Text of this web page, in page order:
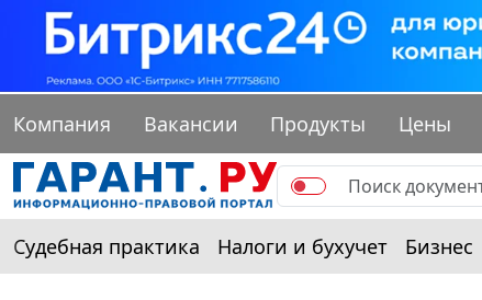
Компания Вакансии Продукты Цены
Судебная практика Налоги и бухучет Бизнес